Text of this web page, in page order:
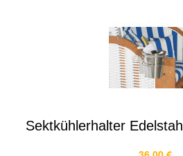
Sektkühlerhalter